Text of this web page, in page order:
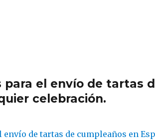
para el envío de tartas
celebración.